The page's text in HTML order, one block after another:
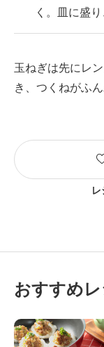
く。皿に盛
玉ねぎは先にレ
き、つくねがふ
おすすめ